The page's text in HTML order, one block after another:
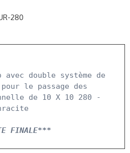
280
avec double système de
le passage des
de 10 X 10 280 -
FINALE***